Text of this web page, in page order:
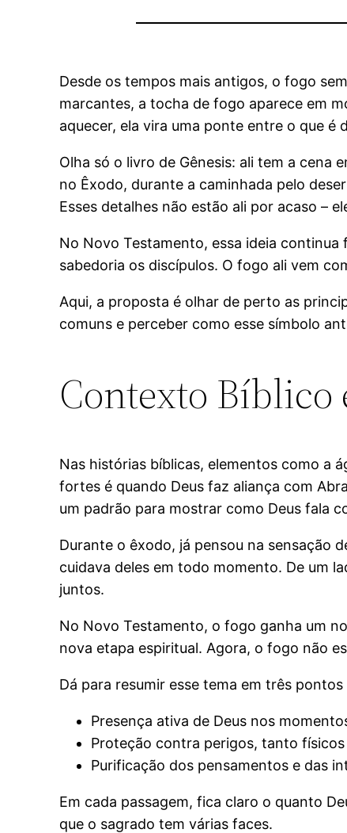
Desde os tempos mais antigos, o fogo
marcantes, a tocha de fogo aparece em
aquecer, ela vira uma ponte entre o que é
Olha só o livro de Gênesis: ali tem a cena
no Êxodo, durante a caminhada pelo
Esses detalhes não estão ali por acaso –
No Novo Testamento, essa ideia
sabedoria os discípulos. O fogo ali vem
Aqui, a proposta é olhar de perto as
comuns e perceber como esse símbolo
Contexto Bíblico
Nas histórias bíblicas, elementos como a
fortes é quando Deus faz aliança com
um padrão para mostrar como Deus fala
Durante o êxodo, já pensou na sensação
cuidava deles em todo momento. De um
juntos.
No Novo Testamento, o fogo ganha um
nova etapa espiritual. Agora, o fogo não
Dá para resumir esse tema em três
Presença ativa de Deus nos
Proteção contra perigos, tanto
Purificação dos pensamentos e das
Em cada passagem, fica claro o quanto
que o sagrado tem várias faces.